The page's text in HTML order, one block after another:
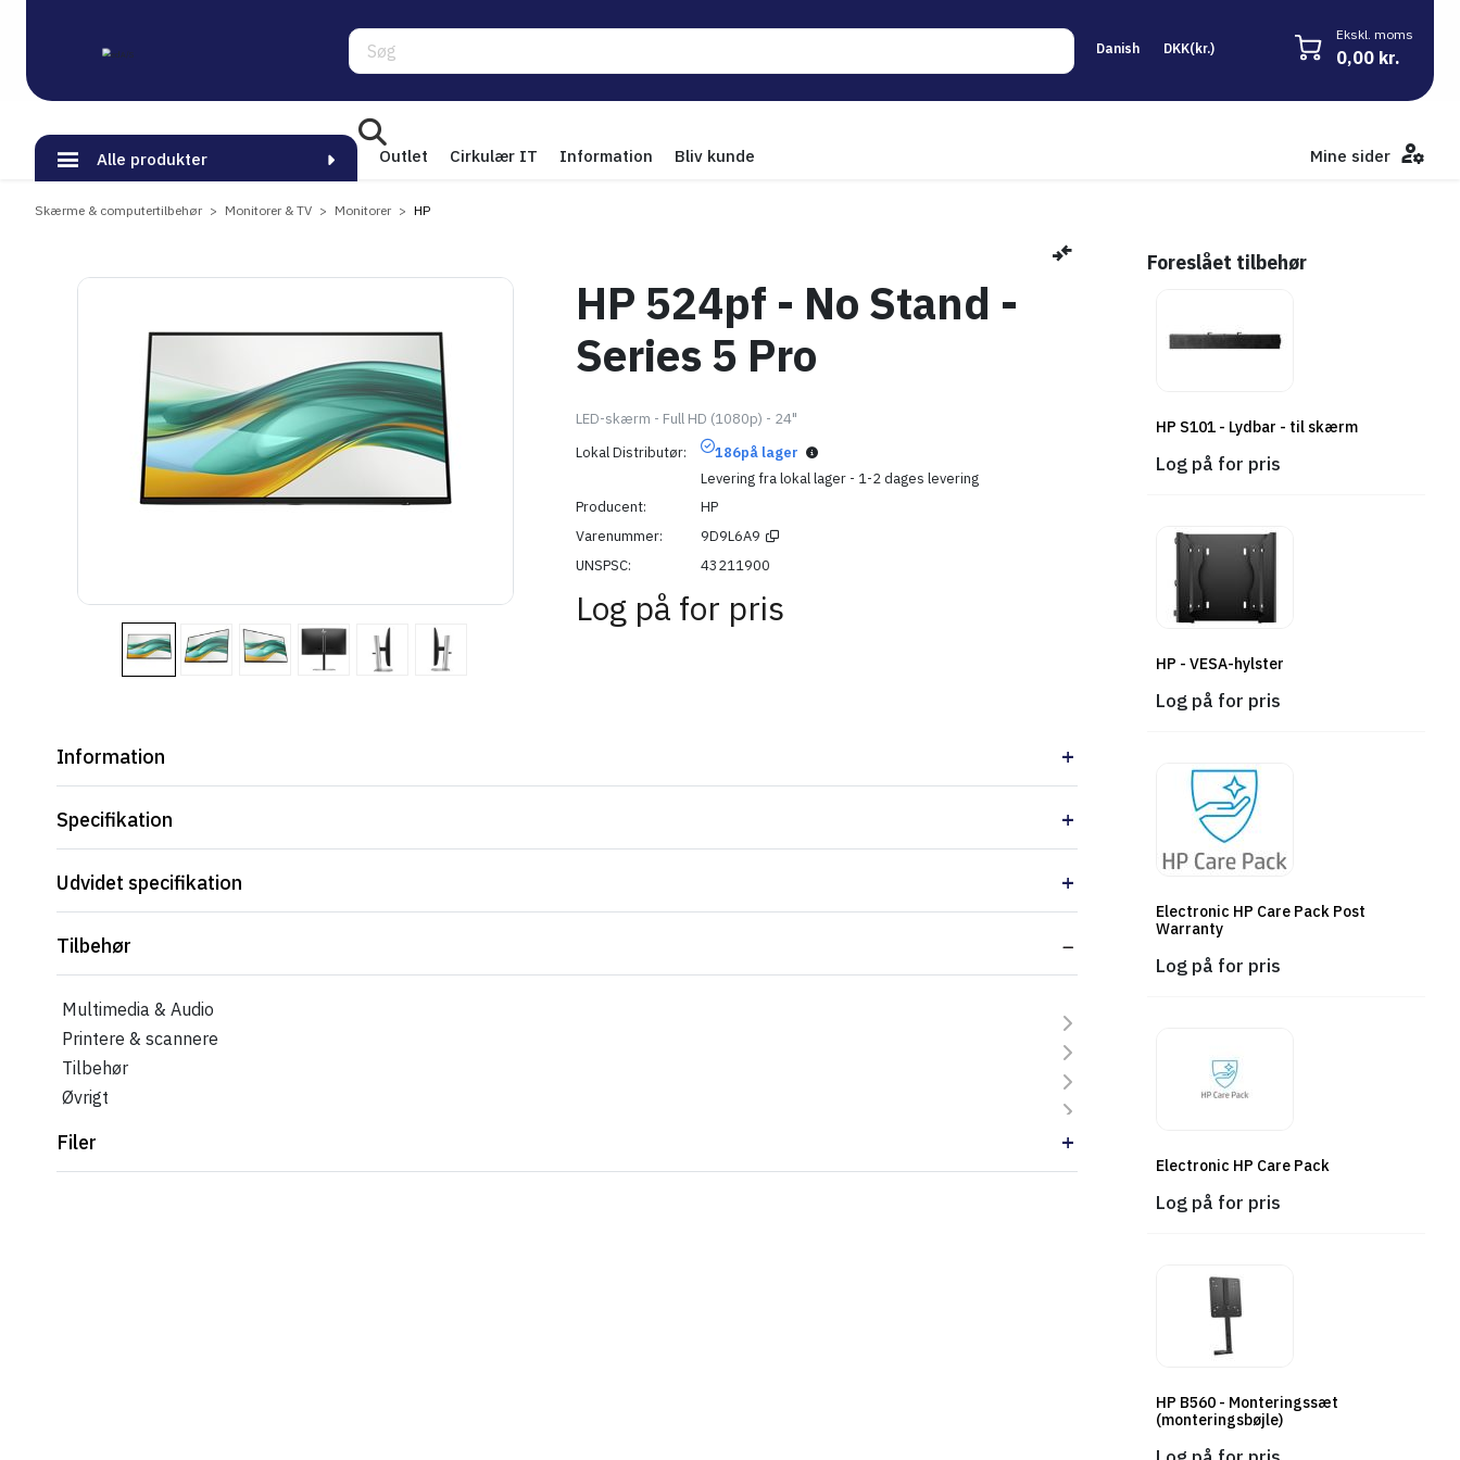
0,00 kr.
Ekskl. moms
Søg
Alle produkter Outlet Cirkulær IT Information Bliv kunde Mine sider
Skærme & computertilbehør Monitorer & TV Monitorer HP
HP 524pf - No Stand -
Series 5 Pro
LED-skærm - Full HD (1080p) - 24"
Lokal Distributør
186på lager
Levering fra lokal lager - 1-2 dages levering
Producent
HP
Varenummer
9D9L6A9
UNSPSC
43211900
Log på for pris Føj til indkøbskurv
Information
Specifikation
Udvidet specifikation
Tilbehør
Multimedia & Audio
Printere & scannere
Tilbehør
Øvrigt
Filer
Foreslået tilbehør
HP S101 - Lydbar - til skærm
Log på for pris
HP - VESA-hylster
Log på for pris
Electronic HP Care Pack Post
Warranty
Log på for pris
Electronic HP Care Pack
Log på for pris
HP B560 - Monteringssæt
(monteringsbøjle)